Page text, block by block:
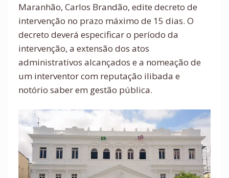
Maranhão, Carlos Brandão, edite decreto de
intervenção no prazo máximo de 15 dias. O
decreto deverá especificar o período da
intervenção, a extensão dos atos
administrativos alcançados e a nomeação de
um interventor com reputação ilibada e
notório saber em gestão pública.